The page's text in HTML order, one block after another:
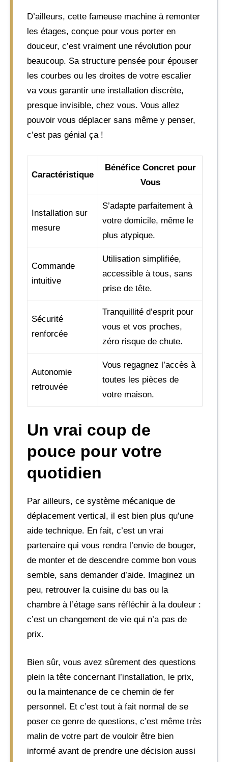
D’ailleurs, cette fameuse machine à remonter
les étages, conçue pour vous porter en
douceur, c’est vraiment une révolution pour
beaucoup. Sa structure pensée pour épouser
les courbes ou les droites de votre escalier
va vous garantir une installation discrète,
presque invisible, chez vous. Vous allez
pouvoir vous déplacer sans même y penser,
c’est pas génial ça !
Caractéristique
Bénéfice Concret pour
Vous
Installation sur
mesure
S’adapte parfaitement à
votre domicile, même le
plus atypique.
Commande
intuitive
Utilisation simplifiée,
accessible à tous, sans
prise de tête.
Sécurité
renforcée
Tranquillité d’esprit pour
vous et vos proches,
zéro risque de chute.
Autonomie
retrouvée
Vous regagnez l’accès à
toutes les pièces de
votre maison.
Un vrai coup de
pouce pour votre
quotidien
Par ailleurs, ce système mécanique de
déplacement vertical, il est bien plus qu’une
aide technique. En fait, c’est un vrai
partenaire qui vous rendra l’envie de bouger,
de monter et de descendre comme bon vous
semble, sans demander d’aide. Imaginez un
peu, retrouver la cuisine du bas ou la
chambre à l’étage sans réfléchir à la douleur :
c’est un changement de vie qui n’a pas de
prix.
Bien sûr, vous avez sûrement des questions
plein la tête concernant l’installation, le prix,
ou la maintenance de ce chemin de fer
personnel. Et c’est tout à fait normal de se
poser ce genre de questions, c’est même très
malin de votre part de vouloir être bien
informé avant de prendre une décision aussi